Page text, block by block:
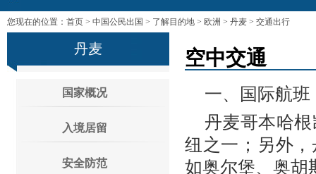
您现在的位置： 首页 > 中国公民出国 > 了解目的地 > 欧洲 > 丹麦 > 交通出行
丹麦
国家概况
入境居留
安全防范
空中交通
一、国际航班
丹麦哥本哈
纽之一；另外
如奥尔堡、奥胡